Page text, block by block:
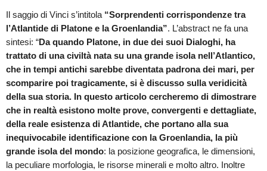
Il saggio di Vinci s’intitola “Sorprendenti corrispondenze tra
l’Atlantide di Platone e la Groenlandia”. L’abstract ne fa una
sintesi: “Da quando Platone, in due dei suoi Dialoghi, ha
trattato di una civiltà nata su una grande isola nell’Atlantico,
che in tempi antichi sarebbe diventata padrona dei mari, per
scomparire poi tragicamente, si è discusso sulla veridicità
della sua storia. In questo articolo cercheremo di dimostrare
che in realtà esistono molte prove, convergenti e dettagliate,
della reale esistenza di Atlantide, che portano alla sua
inequivocabile identificazione con la Groenlandia, la più
grande isola del mondo: la posizione geografica, le dimensioni,
la peculiare morfologia, le risorse minerali e molto altro. Inoltre